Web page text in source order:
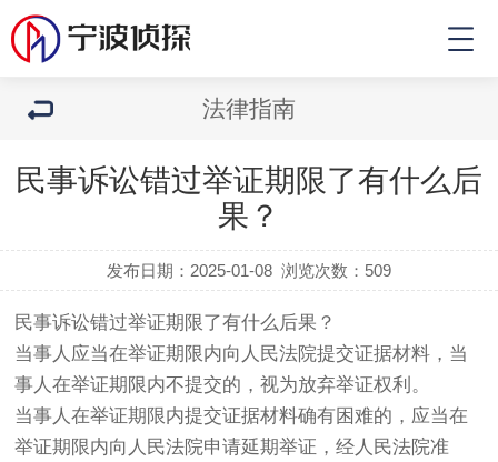
法律指南
民事诉讼错过举证期限了有什么后
果？
发布日期：2025-01-08 浏览次数： 509
民事诉讼错过举证期限了有什么后果？
当事人应当在举证期限内向人民法院提交证据材料，当
事人在举证期限内不提交的，视为放弃举证权利。
当事人在举证期限内提交证据材料确有困难的，应当在
举证期限内向人民法院申请延期举证，经人民法院准